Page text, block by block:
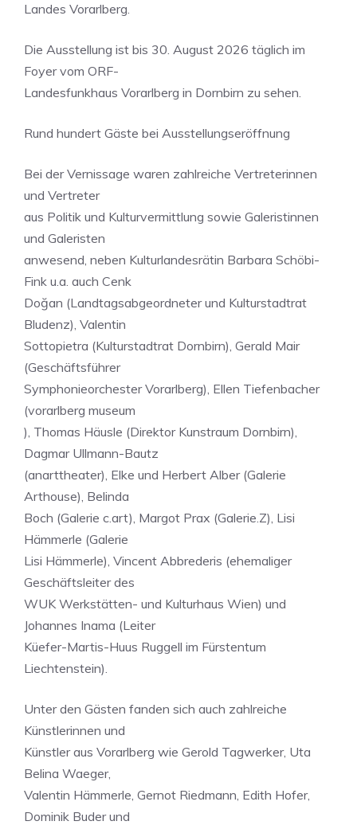
Landes Vorarlberg.
Die Ausstellung ist bis 30. August 2026 täglich im
Foyer vom ORF-
Landesfunkhaus Vorarlberg in Dornbirn zu sehen.
Rund hundert Gäste bei Ausstellungseröffnung
Bei der Vernissage waren zahlreiche Vertreterinnen
und Vertreter
aus Politik und Kulturvermittlung sowie Galeristinnen
und Galeristen
anwesend, neben Kulturlandesrätin Barbara Schöbi-
Fink u.a. auch Cenk
Doğan (Landtagsabgeordneter und Kulturstadtrat
Bludenz), Valentin
Sottopietra (Kulturstadtrat Dornbirn), Gerald Mair
(Geschäftsführer
Symphonieorchester Vorarlberg), Ellen Tiefenbacher
(vorarlberg museum
), Thomas Häusle (Direktor Kunstraum Dornbirn),
Dagmar Ullmann-Bautz
(anarttheater), Elke und Herbert Alber (Galerie
Arthouse), Belinda
Boch (Galerie c.art), Margot Prax (Galerie.Z), Lisi
Hämmerle (Galerie
Lisi Hämmerle), Vincent Abbrederis (ehemaliger
Geschäftsleiter des
WUK Werkstätten- und Kulturhaus Wien) und
Johannes Inama (Leiter
Küefer-Martis-Huus Ruggell im Fürstentum
Liechtenstein).
Unter den Gästen fanden sich auch zahlreiche
Künstlerinnen und
Künstler aus Vorarlberg wie Gerold Tagwerker, Uta
Belina Waeger,
Valentin Hämmerle, Gernot Riedmann, Edith Hofer,
Dominik Buder und